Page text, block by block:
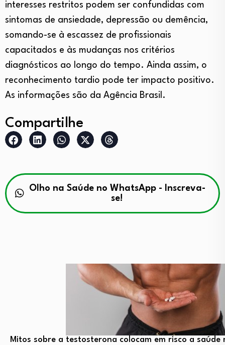
interesses restritos podem ser confundidas com
sintomas de ansiedade, depressão ou demência,
somando-se à escassez de profissionais
capacitados e às mudanças nos critérios
diagnósticos ao longo do tempo. Ainda assim, o
reconhecimento tardio pode ter impacto positivo.
As informações são da Agência Brasil.
Compartilhe
Olho na Saúde no WhatsApp - Inscreva-
se!
Mitos sobre a testosterona colocam em risco a saúde